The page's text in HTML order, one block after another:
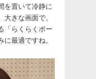
を置いて冷静に
きな画面で、
「らくらくボー
に最適ですね。